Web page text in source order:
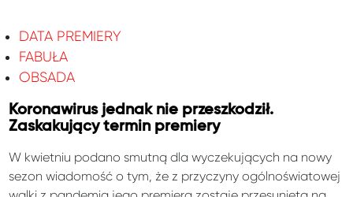
DATA PREMIERY
FABUŁA
OBSADA
Koronawirus jednak nie przeszkodził.
Zaskakujący termin premiery
W kwietniu podano smutną dla wyczekujących na nowy
sezon wiadomość o tym, że z przyczyny ogólnoświatowej